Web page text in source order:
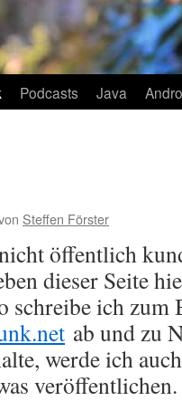
Podcasts Java
Steffen Förster
öffentlich
dieser Seite
schreibe ich zum
ab und zu
werde ich
veröffentlichen.